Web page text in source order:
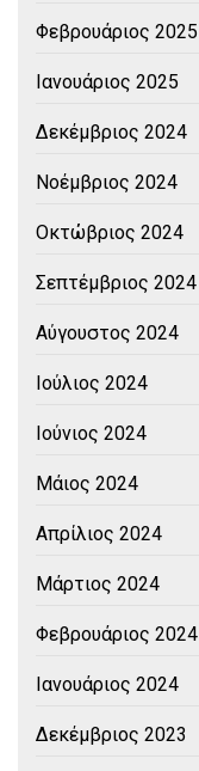
Φεβρουάριος 2025
Ιανουάριος 2025
Δεκέμβριος 2024
Νοέμβριος 2024
Οκτώβριος 2024
Σεπτέμβριος 2024
Αύγουστος 2024
Ιούλιος 2024
Ιούνιος 2024
Μάιος 2024
Απρίλιος 2024
Μάρτιος 2024
Φεβρουάριος 2024
Ιανουάριος 2024
Δεκέμβριος 2023